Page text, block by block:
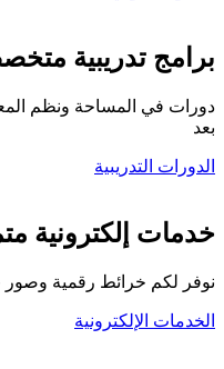
برامج تدريبية
دورات في المساحة ونظم
بعد
الدورات التدريبية
خدمات إلكترونية
نوفر لكم خرائط رقمية وصور
الخدمات الإلكترونية